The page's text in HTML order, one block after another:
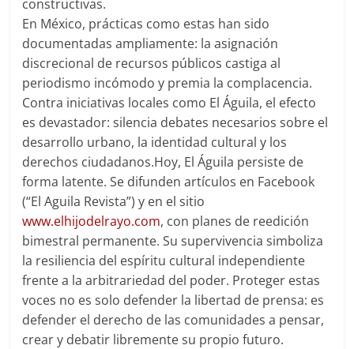
constructivas.
En México, prácticas como estas han sido
documentadas ampliamente: la asignación
discrecional de recursos públicos castiga al
periodismo incómodo y premia la complacencia.
Contra iniciativas locales como El Águila, el efecto
es devastador: silencia debates necesarios sobre el
desarrollo urbano, la identidad cultural y los
derechos ciudadanos.Hoy, El Águila persiste de
forma latente. Se difunden artículos en Facebook
(“El Aguila Revista”) y en el sitio
www.elhijodelrayo.com, con planes de reedición
bimestral permanente. Su supervivencia simboliza
la resiliencia del espíritu cultural independiente
frente a la arbitrariedad del poder. Proteger estas
voces no es solo defender la libertad de prensa: es
defender el derecho de las comunidades a pensar,
crear y debatir libremente su propio futuro.